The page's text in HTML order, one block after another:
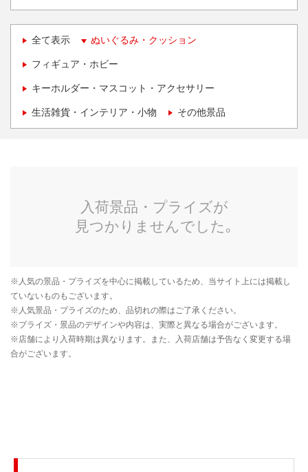
全て表示 ぬいぐるみ・クッション
フィギュア・ホビー
キーホルダー・マスコット・アクセサリー
生活雑貨・インテリア・小物 その他景品